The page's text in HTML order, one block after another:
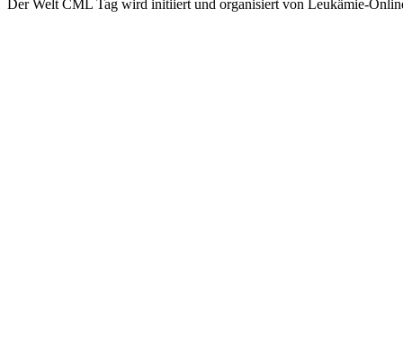
Der Welt CML Tag wird initiiert und organisiert von Leukämie-